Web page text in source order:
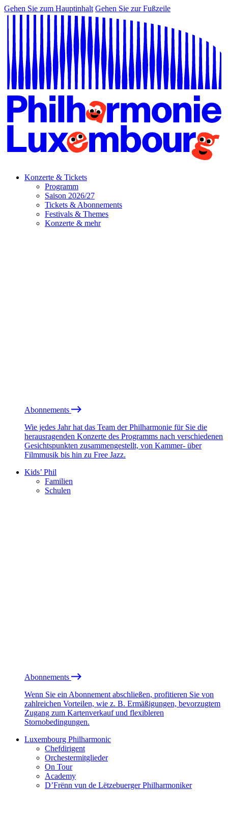
Gehen Sie zum Hauptinhalt Gehen Sie zur Fußzeile
Konzerte & Tickets
Programm
Saison 2026/27
Tickets & Abonnements
Festivals & Themes
Konzerte & mehr
Abonnements
Wie jedes Jahr hat das Team der Philharmonie für Sie die
herausragenden Konzerte des Programms nach verschiedenen
Gesichtspunkten zusammengestellt, von Kammer- über
Filmmusik bis hin zu Free Jazz.
Kids’ Phil
Familien
Schulen
Abonnements
Wenn Sie ein Abonnement abschließen, profitieren Sie von
zahlreichen Vorteilen, wie z. B. Ermäßigungen, bevorzugtem
Zugang zum Kartenverkauf und flexibleren
Stornobedingungen.
Luxembourg Philharmonic
Chefdirigent
Orchestermitglieder
On Tour
Academy
D’Frënn vun de Lëtzebuerger Philharmoniker